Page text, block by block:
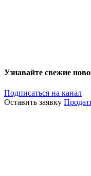
Узнавайте свежие
Подписаться на канал
Оставить заявку